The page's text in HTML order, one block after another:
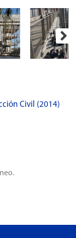
Civil (2014)